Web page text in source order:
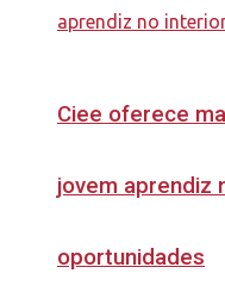
Ciee oferece
jovem aprendiz
oportunidades